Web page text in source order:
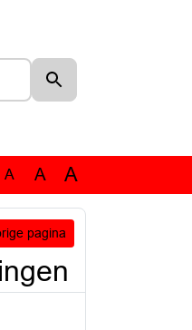
A A A
pagina